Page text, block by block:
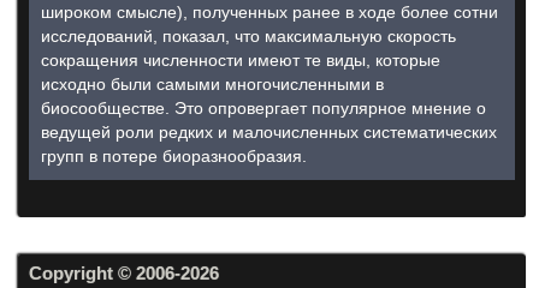
широком смысле), полученных ранее в ходе более сотни
исследований, показал, что максимальную скорость
сокращения численности имеют те виды, которые
исходно были самыми многочисленными в
биосообществе. Это опровергает популярное мнение о
ведущей роли редких и малочисленных систематических
групп в потере биоразнообразия.
Copyright © 2006-2026